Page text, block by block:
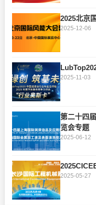
2025北京
2025-12-06
2025-11-03
第二十四
览会专题
2025-06-12
2025-05-27